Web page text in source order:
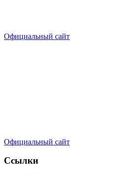
Официальный сайт
Официальный сайт
Ссылки